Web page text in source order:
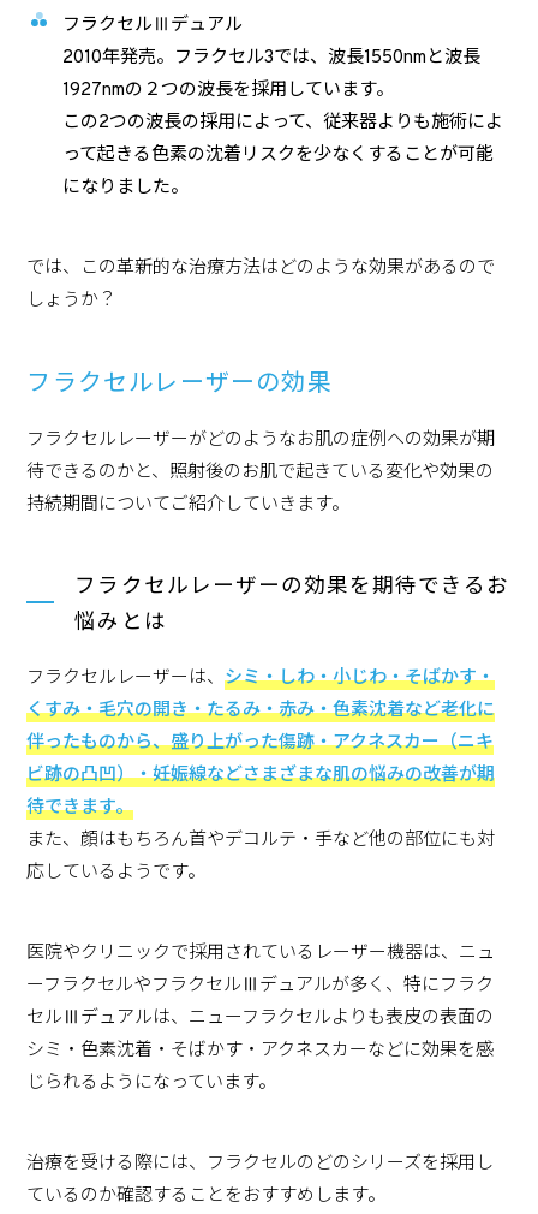
フラクセルⅢデュアル
2010年発売。フラクセル3では、波長1550nmと波長
1927nmの２つの波長を採用しています。
この2つの波長の採用によって、従来器よりも施術によ
って起きる色素の沈着リスクを少なくすることが可能
になりました。
では、この革新的な治療方法はどのような効果があるので
しょうか？
フラクセルレーザーの効果
フラクセルレーザーがどのようなお肌の症例への効果が期
待できるのかと、照射後のお肌で起きている変化や効果の
持続期間についてご紹介していきます。
フラクセルレーザーの効果を期待できるお
悩みとは
フラクセルレーザーは、シミ・しわ・小じわ・そばかす・
くすみ・毛穴の開き・たるみ・赤み・色素沈着など老化に
伴ったものから、盛り上がった傷跡・アクネスカー（ニキ
ビ跡の凸凹）・妊娠線などさまざまな肌の悩みの改善が期
待できます。
また、顔はもちろん首やデコルテ・手など他の部位にも対
応しているようです。
医院やクリニックで採用されているレーザー機器は、ニュ
ーフラクセルやフラクセルⅢデュアルが多く、特にフラク
セルⅢデュアルは、ニューフラクセルよりも表皮の表面の
シミ・色素沈着・そばかす・アクネスカーなどに効果を感
じられるようになっています。
治療を受ける際には、フラクセルのどのシリーズを採用し
ているのか確認することをおすすめします。